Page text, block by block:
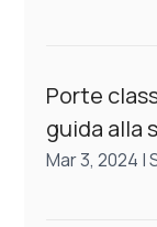
Porte
guida alla
Mar 3, 2024 |